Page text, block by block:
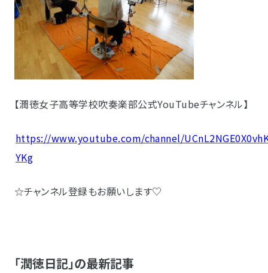
【潤徳女子高等学校吹奏楽部公式YouTubeチャンネル】
https://www.youtube.com/channel/
YKg
☆チャンネル登録もお願いします♡
「潤徳日記」の最新記事